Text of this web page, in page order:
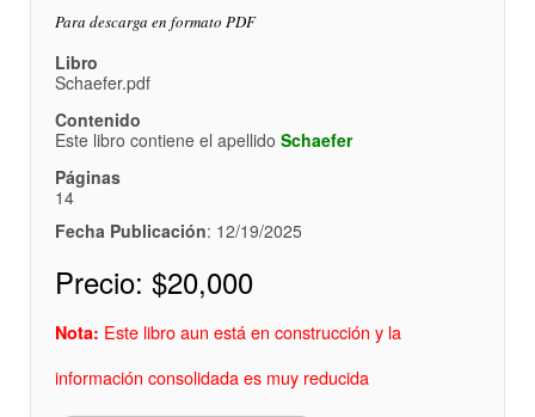
Para descarga en formato PDF
Libro
Schaefer.pdf
Contenido
Este libro contiene el apellido Schaefer
Páginas
14
Fecha Publicación: 12/19/2025
Precio: $20,000
Nota: Este libro aun está en construcción y la
información consolidada es muy reducida